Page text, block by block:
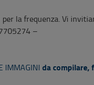
la frequenza. Vi
–
IMMAGINI da compilare,